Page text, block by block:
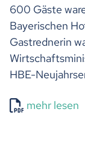
600 Gäste
Bayerischen
Gastrednerin
HBE-
mehr lesen